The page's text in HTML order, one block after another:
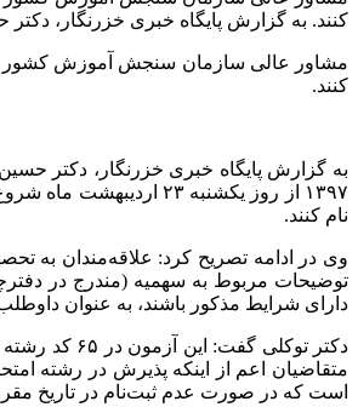
کنند. به گزارش پایگاه خبری خزرنگار،
کنند.
به گزارش پایگاه خبری خزرنگار، دکتر
نام کنند.
وی در ادامه تصریح کرد: علاقه‌مندان به
دارای شرایط مذکور باشند، به عنوان
متقاضیان اعم از اینکه پذیرش در رشته
است که در صورت عدم ثبت‌نام در تاریخ